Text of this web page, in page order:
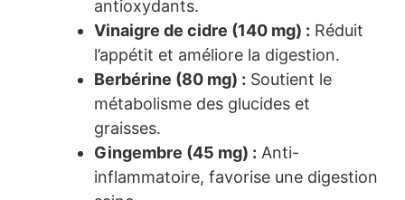
antioxydants.
Vinaigre de cidre (140 mg) : Réduit
l’appétit et améliore la digestion.
Berbérine (80 mg) : Soutient le
métabolisme des glucides et
graisses.
Gingembre (45 mg) : Anti-
inflammatoire, favorise une digestion